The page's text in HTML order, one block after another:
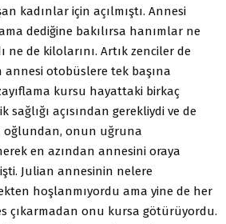
kadınlar için açılmıştı. Annesi
dediğine bakılırsa hanımlar ne
ne de kilolarını. Artık zenciler de
annesi otobüslere tek başına
kursu hayattaki birkaç
sağlığı açısından gerekliydi ve de
oğlundan, onun uğruna
en azından annesini oraya
Julian annesinin nelere
hoşlanmıyordu ama yine de her
çıkarmadan onu kursa götürüyordu.